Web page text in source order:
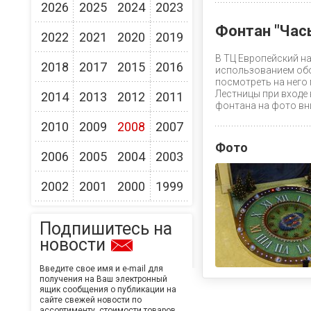
2026
2025 2024 2023
2022 2021 2020 2019
2018 2017 2015 2016
2014 2013 2012 2011
2010 2009 2008 2007
2006 2005 2004 2003
2002 2001 2000 1999
Подпишитесь на
новости
Введите свое имя и e-mail для
получения на Ваш электронный
ящик сообщения о публикации на
сайте свежей новости по
Фонтан
В ТЦ Европейский
использованием
посмотреть на
Лестницы при
фонтана на фото
Фото